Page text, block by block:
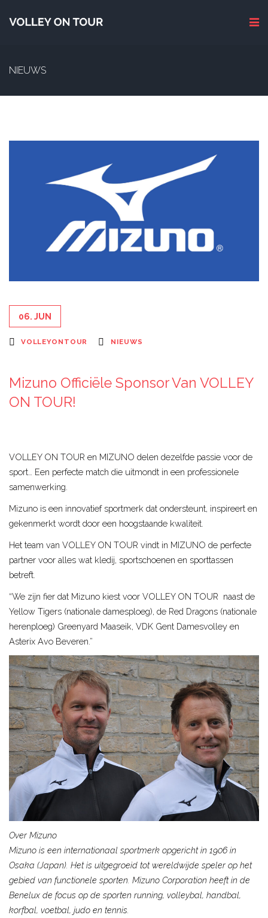
NIEUWS
06. JUN
VOLLEYONTOUR NIEUWS
Mizuno Officiële Sponsor Van VOLLEY
ON TOUR!
VOLLEY ON TOUR en MIZUNO delen dezelfde passie voor de
sport… Een perfecte match die uitmondt in een professionele
samenwerking.
Mizuno is een innovatief sportmerk dat ondersteunt, inspireert en
gekenmerkt wordt door een hoogstaande kwaliteit.
Het team van VOLLEY ON TOUR vindt in MIZUNO de perfecte
partner voor alles wat kledij, sportschoenen en sporttassen
betreft.
“We zijn fier dat Mizuno kiest voor VOLLEY ON TOUR naast de
Yellow Tigers (nationale damesploeg), de Red Dragons (nationale
herenploeg) Greenyard Maaseik, VDK Gent Damesvolley en
Asterix Avo Beveren.”
Over Mizuno
Mizuno is een internationaal sportmerk opgericht in 1906 in
Osaka (Japan). Het is uitgegroeid tot wereldwijde speler op het
gebied van functionele sporten. Mizuno Corporation heeft in de
Benelux de focus op de sporten running, volleybal, handbal,
korfbal, voetbal, judo en tennis.